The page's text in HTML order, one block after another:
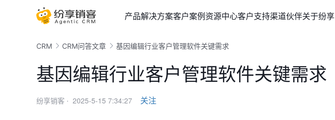
产品解决方案客户案例资源中心客户支持渠道伙伴关于纷享
CRM CRM问答文章 基因编辑行业客户管理软件关键需求
基因编辑行业客户管理软件关键需求
纷享销客 · 2025-5-15 7:34:27 关注